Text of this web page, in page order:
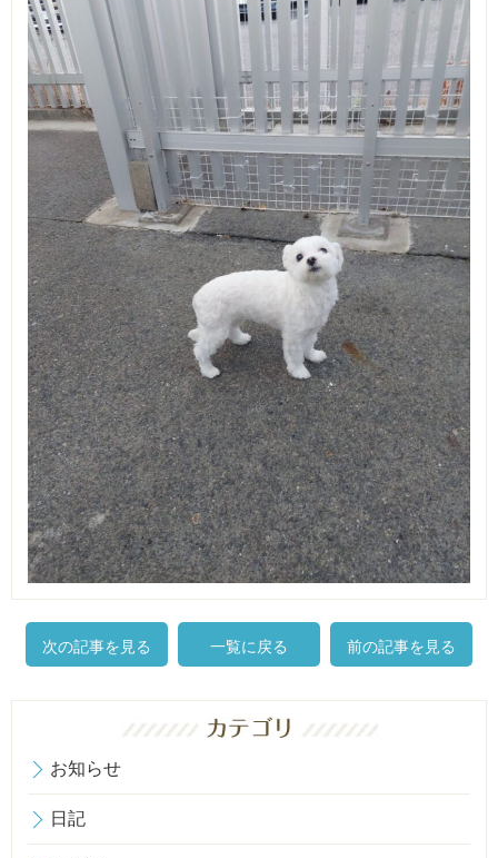
次の記事を見る 一覧に戻る 前の記事を見る
お知らせ
日記